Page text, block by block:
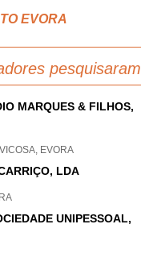
EVORA
pesquisaram
MARQUES & FILHOS,
EVORA
LDA
UNIPESSOAL,